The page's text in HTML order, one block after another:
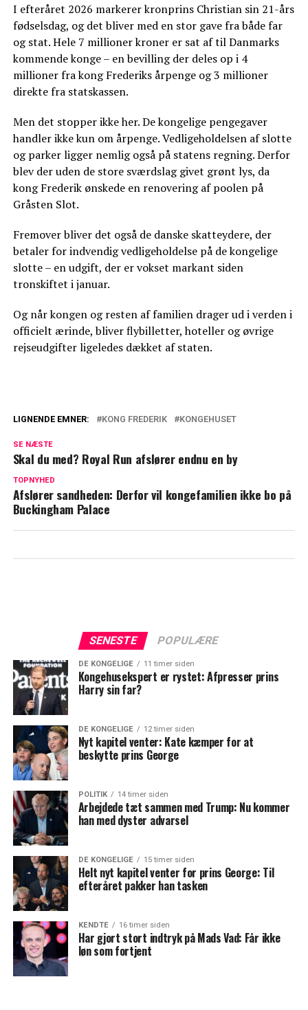
I efteråret 2026 markerer kronprins Christian sin 21-års
fødselsdag, og det bliver med en stor gave fra både far
og stat. Hele 7 millioner kroner er sat af til Danmarks
kommende konge – en bevilling der deles op i 4
millioner fra kong Frederiks årpenge og 3 millioner
direkte fra statskassen.
Men det stopper ikke her. De kongelige pengegaver
handler ikke kun om årpenge. Vedligeholdelsen af slotte
og parker ligger nemlig også på statens regning. Derfor
blev der uden de store sværdslag givet grønt lys, da
kong Frederik ønskede en renovering af poolen på
Gråsten Slot.
Fremover bliver det også de danske skatteydere, der
betaler for indvendig vedligeholdelse på de kongelige
slotte – en udgift, der er vokset markant siden
tronskiftet i januar.
Og når kongen og resten af familien drager ud i verden i
officielt ærinde, bliver flybilletter, hoteller og øvrige
rejseudgifter ligeledes dækket af staten.
Kongehuset nye detaljer
skandalerygter er sværest at slippe af
med
LIGNENDE EMNER: KONG FREDERIK KONGEHUSET
SE NÆSTE
Skal du med? Royal Run afslører endnu en by
TOPNYHED
Afslører sandheden: Derfor vil kongefamilien ikke bo på
Buckingham Palace
SENESTE POPULÆRE
DE KONGELIGE 11 timer siden
Kongehusekspert er rystet: Afpresser prins
Harry sin far?
DE KONGELIGE 12 timer siden
Nyt kapitel venter: Kate kæmper for at
beskytte prins George
POLITIK 14 timer siden
Arbejdede tæt sammen med Trump: Nu kommer
han med dyster advarsel
DE KONGELIGE 15 timer siden
Helt nyt kapitel venter for prins George: Til
efteråret pakker han tasken
KENDTE 16 timer siden
Har gjort stort indtryk på Mads Vad: Får ikke
løn som fortjent